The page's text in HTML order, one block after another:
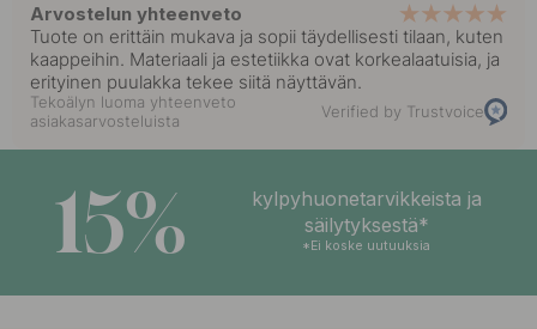
Arvostelun yhteenveto
Tuote on erittäin mukava ja sopii täydellisesti tilaan, kuten
kaappeihin. Materiaali ja estetiikka ovat korkealaatuisia, ja
erityinen puulakka tekee siitä näyttävän.
Tekoälyn luoma yhteenveto
asiakasarvosteluista
Verified by Trustvoice
15%
kylpyhuonetarvikkeista ja
säilytyksestä*
*Ei koske uutuuksia